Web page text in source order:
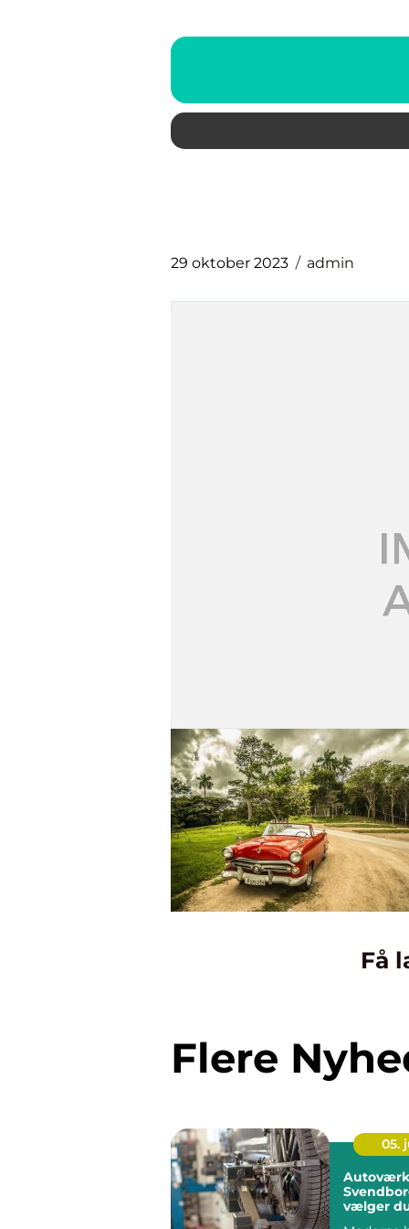
29 oktober 2023 admin
Få
Flere
05.
vælger